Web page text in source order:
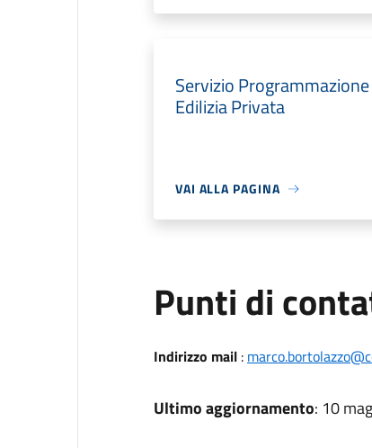
Servizio
Edilizia Privata
VAI ALLA PAGINA
Punti di
Indirizzo mail:
Ultimo aggiornamento: 10